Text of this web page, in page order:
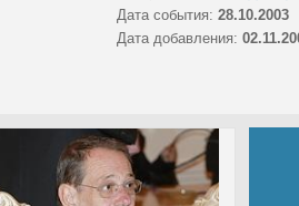
Дата события: 28.10.2003
Дата добавления: